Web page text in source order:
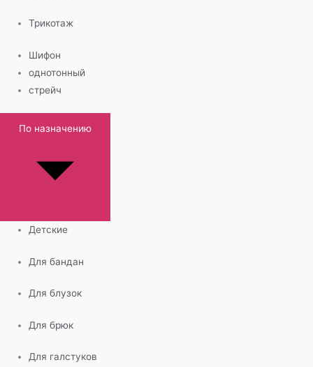
Трикотаж
Шифон
однотонный
стрейч
По назначению
Детские
Для бандан
Для блузок
Для брюк
Для галстуков